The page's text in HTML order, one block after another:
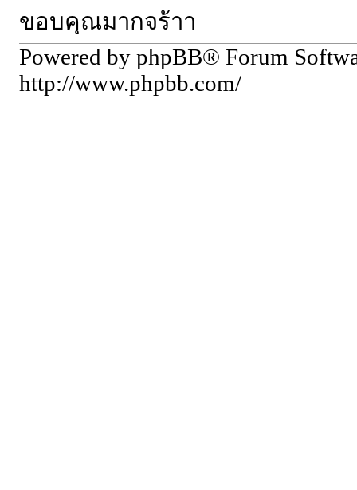
ขอบคุณมากจร้าา
Powered by phpBB® Forum
http://www.phpbb.com/